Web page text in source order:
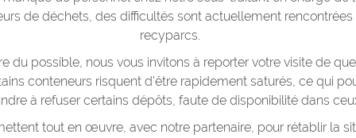
& bulles Trier ses déchets Réduire ses déchets
de déchets, des difficultés sont actuellement rencontrées
recyparcs.
du possible, nous vous invitons à reporter votre visite de
conteneurs risquent d'être rapidement saturés, ce qui
à refuser certains dépôts, faute de disponibilité dans
tout en œuvre, avec notre partenaire, pour rétablir la